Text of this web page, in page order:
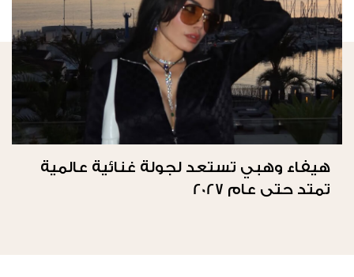
هيفاء وهبي تستعد لجولة غنائية عالمية
تمتد حتى عام 2027